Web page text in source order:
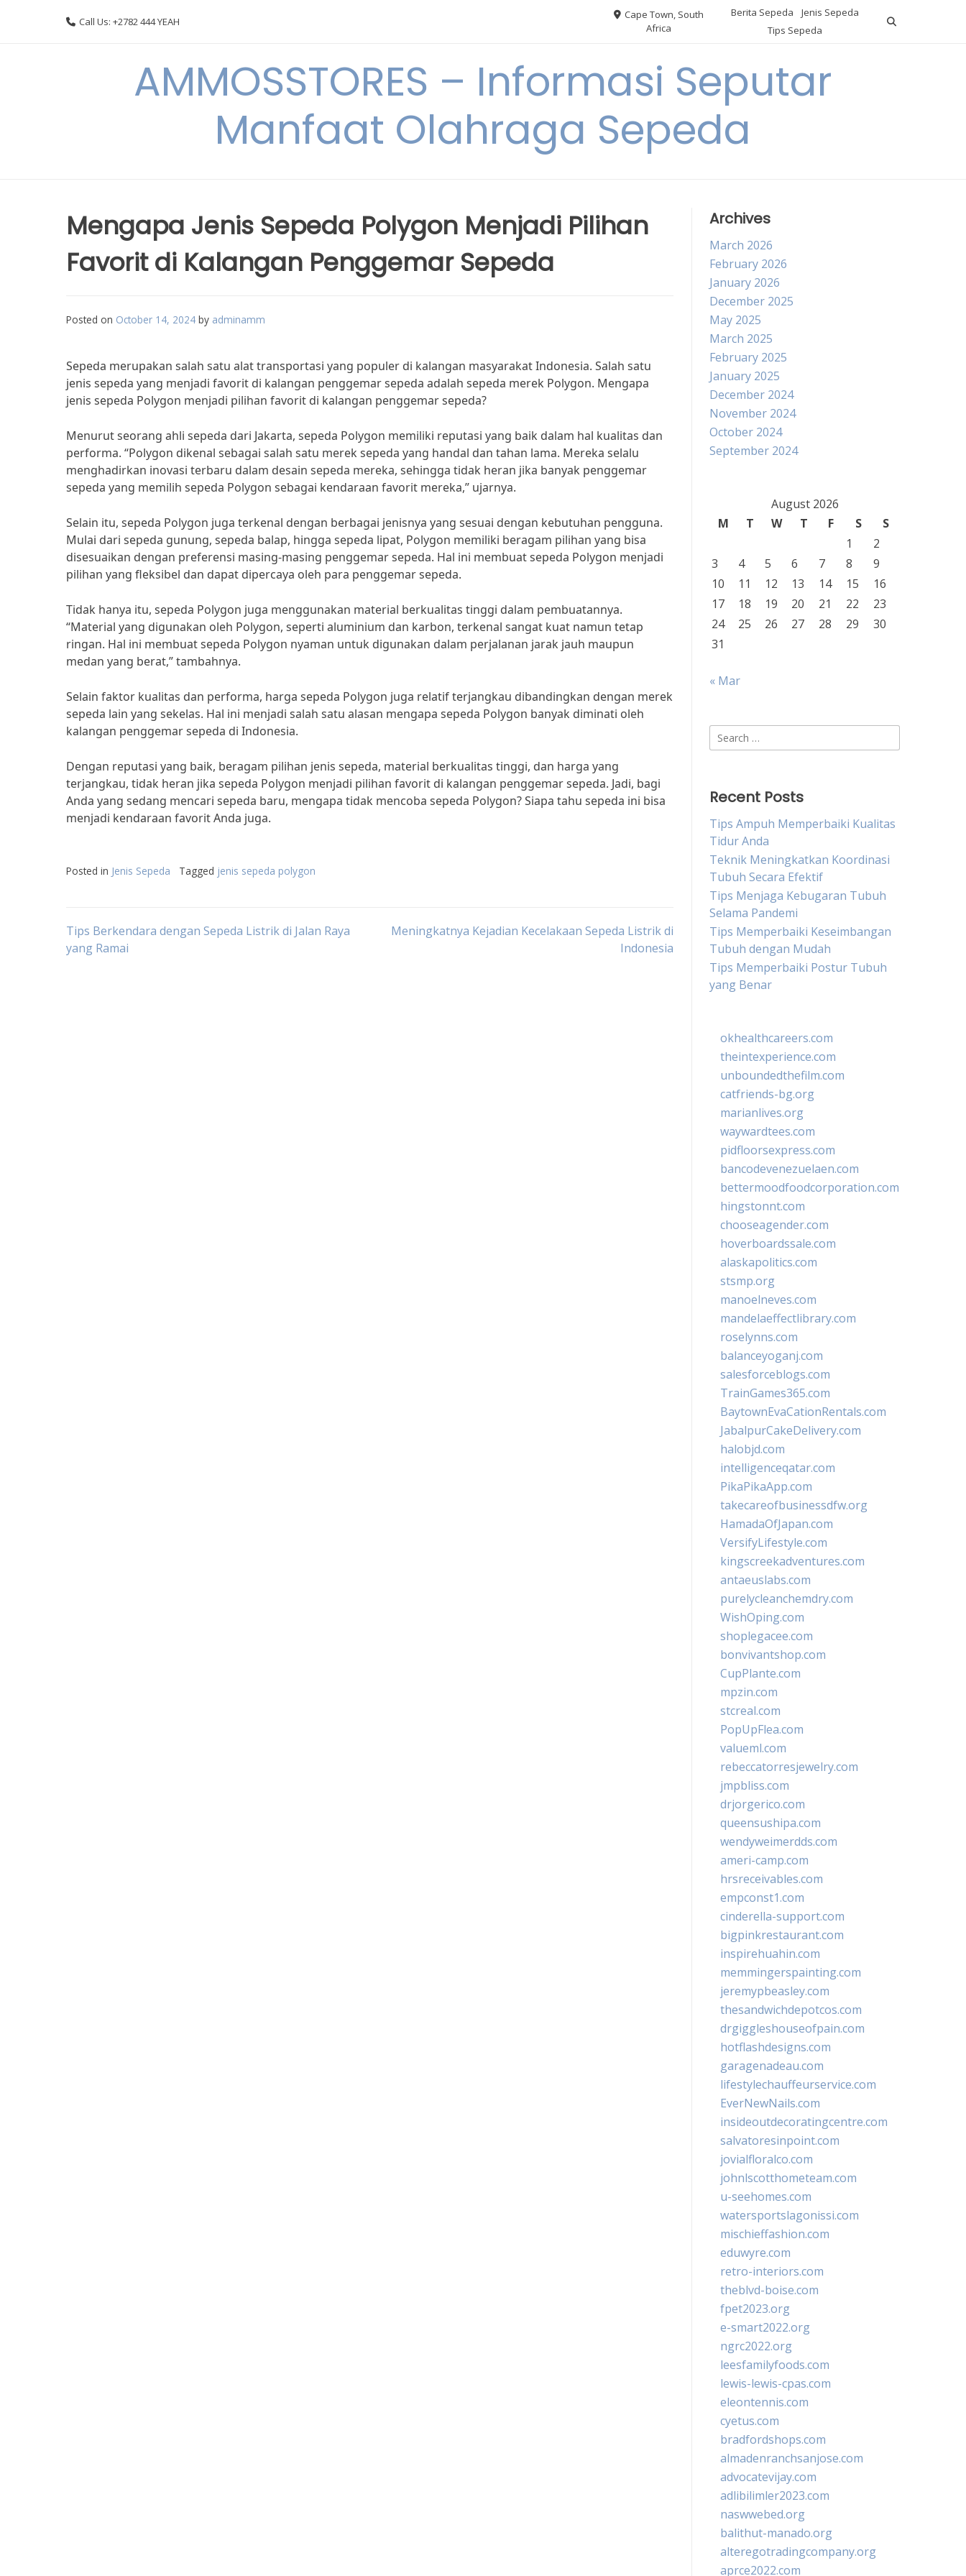
Call Us: +2782 444 YEAH
Cape Town, South
Africa
Berita Sepeda
Jenis Sepeda
Tips Sepeda
AMMOSSTORES – Informasi Seputar
Manfaat Olahraga Sepeda
Mengapa Jenis Sepeda Polygon Menjadi Pilihan
Favorit di Kalangan Penggemar Sepeda
Posted on October 14, 2024 by adminamm
Sepeda merupakan salah satu alat transportasi yang populer di kalangan masyarakat Indonesia. Salah satu
jenis sepeda yang menjadi favorit di kalangan penggemar sepeda adalah sepeda merek Polygon. Mengapa
jenis sepeda Polygon menjadi pilihan favorit di kalangan penggemar sepeda?
Menurut seorang ahli sepeda dari Jakarta, sepeda Polygon memiliki reputasi yang baik dalam hal kualitas dan
performa. “Polygon dikenal sebagai salah satu merek sepeda yang handal dan tahan lama. Mereka selalu
menghadirkan inovasi terbaru dalam desain sepeda mereka, sehingga tidak heran jika banyak penggemar
sepeda yang memilih sepeda Polygon sebagai kendaraan favorit mereka,” ujarnya.
Selain itu, sepeda Polygon juga terkenal dengan berbagai jenisnya yang sesuai dengan kebutuhan pengguna.
Mulai dari sepeda gunung, sepeda balap, hingga sepeda lipat, Polygon memiliki beragam pilihan yang bisa
disesuaikan dengan preferensi masing-masing penggemar sepeda. Hal ini membuat sepeda Polygon menjadi
pilihan yang fleksibel dan dapat dipercaya oleh para penggemar sepeda.
Tidak hanya itu, sepeda Polygon juga menggunakan material berkualitas tinggi dalam pembuatannya.
“Material yang digunakan oleh Polygon, seperti aluminium dan karbon, terkenal sangat kuat namun tetap
ringan. Hal ini membuat sepeda Polygon nyaman untuk digunakan dalam perjalanan jarak jauh maupun
medan yang berat,” tambahnya.
Selain faktor kualitas dan performa, harga sepeda Polygon juga relatif terjangkau dibandingkan dengan merek
sepeda lain yang sekelas. Hal ini menjadi salah satu alasan mengapa sepeda Polygon banyak diminati oleh
kalangan penggemar sepeda di Indonesia.
Dengan reputasi yang baik, beragam pilihan jenis sepeda, material berkualitas tinggi, dan harga yang
terjangkau, tidak heran jika sepeda Polygon menjadi pilihan favorit di kalangan penggemar sepeda. Jadi, bagi
Anda yang sedang mencari sepeda baru, mengapa tidak mencoba sepeda Polygon? Siapa tahu sepeda ini bisa
menjadi kendaraan favorit Anda juga.
Posted in Jenis Sepeda Tagged jenis sepeda polygon
Post
Tips Berkendara dengan Sepeda Listrik di Jalan Raya
yang Ramai
Meningkatnya Kejadian Kecelakaan Sepeda Listrik di
Indonesia
Archives
March 2026
February 2026
January 2026
December 2025
May 2025
March 2025
February 2025
January 2025
December 2024
November 2024
October 2024
September 2024
August 2026
M
T W T F S
S
1
2
3
4 5 6 7 8
9
10
11 12 13 14 15
16
17
18 19 20 21 22
23
24
25 26 27 28 29
30
31
« Mar
Search
for:
Recent Posts
Tips Ampuh Memperbaiki Kualitas
Tidur Anda
Teknik Meningkatkan Koordinasi
Tubuh Secara Efektif
Tips Menjaga Kebugaran Tubuh
Selama Pandemi
Tips Memperbaiki Keseimbangan
Tubuh dengan Mudah
Tips Memperbaiki Postur Tubuh
yang Benar
okhealthcareers.com
theintexperience.com
unboundedthefilm.com
catfriends-bg.org
marianlives.org
waywardtees.com
pidfloorsexpress.com
bancodevenezuelaen.com
bettermoodfoodcorporation.com
hingstonnt.com
chooseagender.com
hoverboardssale.com
alaskapolitics.com
stsmp.org
manoelneves.com
mandelaeffectlibrary.com
roselynns.com
balanceyoganj.com
salesforceblogs.com
TrainGames365.com
BaytownEvaCationRentals.com
JabalpurCakeDelivery.com
halobjd.com
intelligenceqatar.com
PikaPikaApp.com
takecareofbusinessdfw.org
HamadaOfJapan.com
VersifyLifestyle.com
kingscreekadventures.com
antaeuslabs.com
purelycleanchemdry.com
WishOping.com
shoplegacee.com
bonvivantshop.com
CupPlante.com
mpzin.com
stcreal.com
PopUpFlea.com
valueml.com
rebeccatorresjewelry.com
jmpbliss.com
drjorgerico.com
queensushipa.com
wendyweimerdds.com
ameri-camp.com
hrsreceivables.com
empconst1.com
cinderella-support.com
bigpinkrestaurant.com
inspirehuahin.com
memmingerspainting.com
jeremypbeasley.com
thesandwichdepotcos.com
drgiggleshouseofpain.com
hotflashdesigns.com
garagenadeau.com
lifestylechauffeurservice.com
EverNewNails.com
insideoutdecoratingcentre.com
salvatoresinpoint.com
jovialfloralco.com
johnlscotthometeam.com
u-seehomes.com
watersportslagonissi.com
mischieffashion.com
eduwyre.com
retro-interiors.com
theblvd-boise.com
fpet2023.org
e-smart2022.org
ngrc2022.org
leesfamilyfoods.com
lewis-lewis-cpas.com
eleontennis.com
cyetus.com
bradfordshops.com
almadenranchsanjose.com
advocatevijay.com
adlibilimler2023.com
naswwebed.org
balithut-manado.org
alteregotradingcompany.org
aprce2022.com